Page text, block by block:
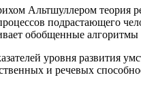
Альтшуллером теория
подрастающего
обобщенные алгоритмы
уровня развития
и речевых